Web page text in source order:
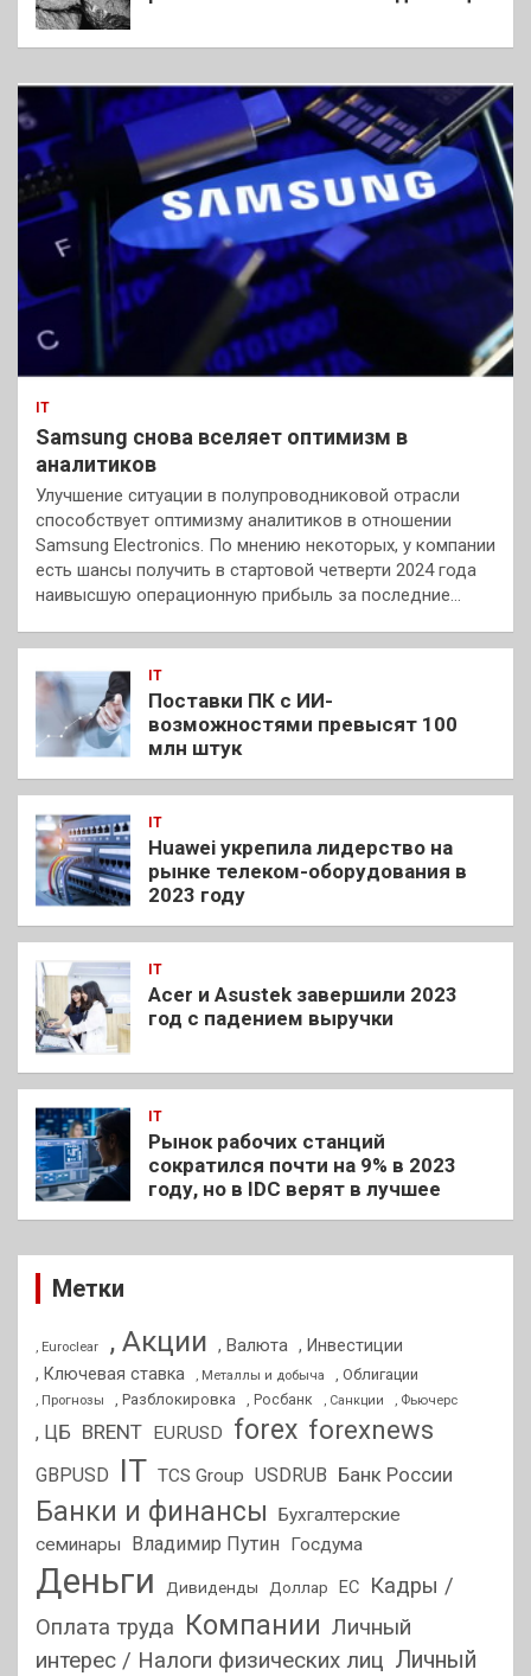
IT
Samsung снова вселяет оптимизм в
аналитиков
Улучшение ситуации в полупроводниковой отрасли
способствует оптимизму аналитиков в отношении
Samsung Electronics. По мнению некоторых, у компании
есть шансы получить в стартовой четверти 2024 года
наивысшую операционную прибыль за последние…
IT
Поставки ПК с ИИ-
возможностями превысят 100
млн штук
IT
Huawei укрепила лидерство на
рынке телеком-оборудования в
2023 году
IT
Acer и Asustek завершили 2023
год с падением выручки
IT
Рынок рабочих станций
сократился почти на 9% в 2023
году, но в IDC верят в лучшее
Метки
, Euroclear , Акции , Валюта , Инвестиции
, Ключевая ставка
, Металлы и добыча , Облигации
, Прогнозы , Разблокировка , Росбанк , Санкции , Фьючерс
, ЦБ BRENT EURUSD forex forexnews
GBPUSD IT TCS Group USDRUB Банк России
Банки и финансы
Бухгалтерские
семинары
Владимир Путин Госдума
Деньги Дивиденды Доллар ЕС
Кадры /
Оплата труда Компании Личный
интерес / Налоги физических лиц Личный